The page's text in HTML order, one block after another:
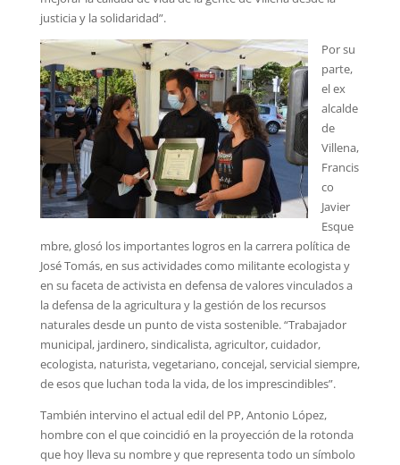
justicia y la solidaridad”.
Por su
parte,
el ex
alcalde
de
Villena,
Francis
co
Javier
Esque
mbre, glosó los importantes logros en la carrera política de
José Tomás, en sus actividades como militante ecologista y
en su faceta de activista en defensa de valores vinculados a
la defensa de la agricultura y la gestión de los recursos
naturales desde un punto de vista sostenible. “Trabajador
municipal, jardinero, sindicalista, agricultor, cuidador,
ecologista, naturista, vegetariano, concejal, servicial siempre,
de esos que luchan toda la vida, de los imprescindibles”.
También intervino el actual edil del PP, Antonio López,
hombre con el que coincidió en la proyección de la rotonda
que hoy lleva su nombre y que representa todo un símbolo